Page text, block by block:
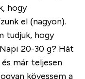
hogy
el (nagyon).
tudjuk, hogy
20-30 g? Hát
már teljesen
kövessem a